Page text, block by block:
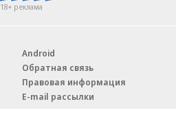
18+ реклама
Android
Обратная связь
Правовая информация
E-mail рассылки